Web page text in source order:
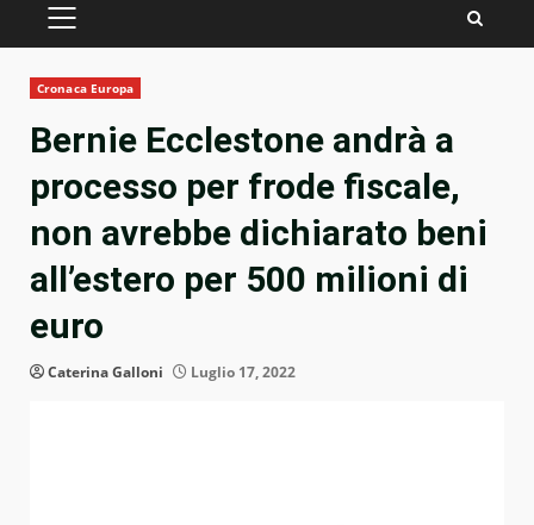
PRIMARY
Cronaca Europa
Bernie Ecclestone andrà a
processo per frode fiscale,
non avrebbe dichiarato beni
all’estero per 500 milioni di
euro
Caterina Galloni Luglio 17, 2022